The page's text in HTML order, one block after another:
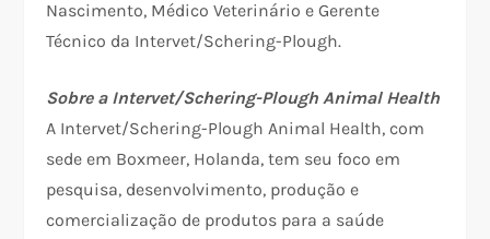
Nascimento, Médico Veterinário e Gerente
Técnico da Intervet/Schering-Plough.
Sobre a Intervet/Schering-Plough Animal Health
A Intervet/Schering-Plough Animal Health, com
sede em Boxmeer, Holanda, tem seu foco em
pesquisa, desenvolvimento, produção e
comercialização de produtos para a saúde